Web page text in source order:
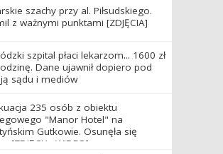
szachy przy al. Piłsudskiego.
z ważnymi punktami [ZDJĘCIA]
szpital płaci lekarzom... 1600 zł
Dane ujawnił dopiero pod
sądu i mediów
235 osób z obiektu
"Manor Hotel" na
Gutkowie. Osunęła się
[ZDJĘCIA, WIDEO]